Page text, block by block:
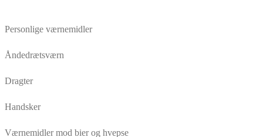
Personlige værnemidler
Åndedrætsværn
Dragter
Handsker
Værnemidler mod bier og hvepse